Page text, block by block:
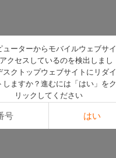
ューターからモバイルウェブサイ
クセスしているのを検出しまし
スクトップウェブサイトにリダイ
しますか？進むには「はい」をク
リックしてください
号 はい